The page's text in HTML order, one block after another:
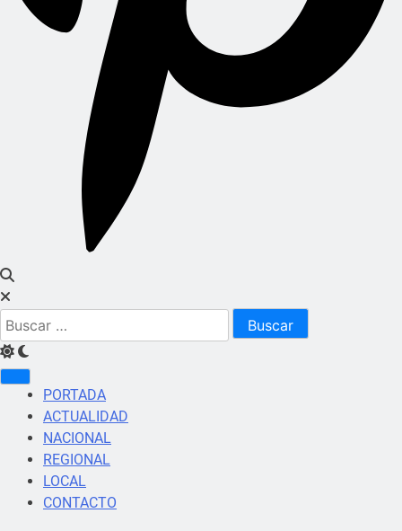
Buscar:
PORTADA
ACTUALIDAD
NACIONAL
REGIONAL
LOCAL
CONTACTO